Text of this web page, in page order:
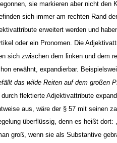
sie markieren aber nicht den
sich immer am rechten Rand
erweitert werden und
oder ein Pronomen. Die
sich zwischen dem linken und dem
erwähnt, expandierbar.
das wilde Reiten auf dem großen
flektierte Adjektivattribute
aus, wäre der § 57 mit seinen
überflüssig, denn es heißt dort:
groß, wenn sie als Substantive